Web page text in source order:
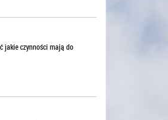
jakie czynności mają do